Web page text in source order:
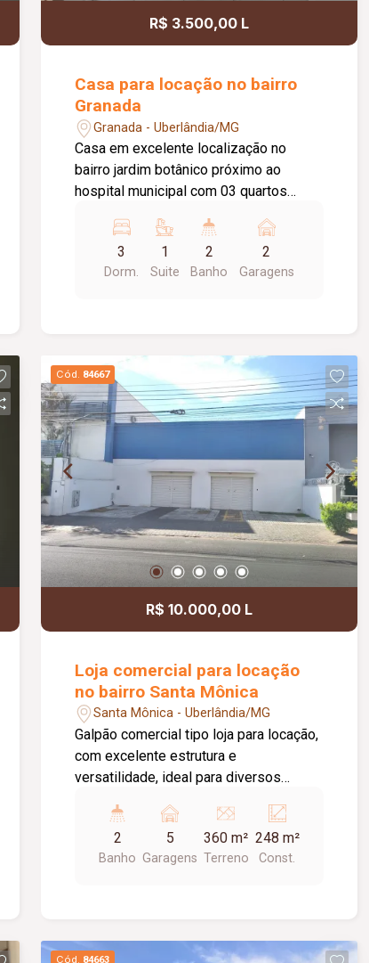
R$ 3.500,00 L
Casa para locação no bairro
Granada
Granada - Uberlândia/MG
Casa em excelente localização no
bairro jardim botânico próximo ao
hospital municipal com 03 quartos
box blindex, armário sob pia e espelho,
sala em dois ambientes, cozinha toda
planejada com armários, coifa e
coberta, portão eletrônico, concertina.
3
Dorm.
1
Suite
2
Banho
2
Garagens
Cód. 84667
R$ 10.000,00 L
Loja comercial para locação
no bairro Santa Mônica
Santa Mônica - Uberlândia/MG
Galpão comercial tipo loja para locação,
com excelente estrutura e
versatilidade, ideal para diversos
dispõe de estacionamento recuado
com capacidade para aproximadamente
04 veículos, portas em aço e pé-direito
Conta ainda com banheiros masculino e
2
Banho
5
Garagens
360 m²
Terreno
248 m²
Const.
Cód. 84663